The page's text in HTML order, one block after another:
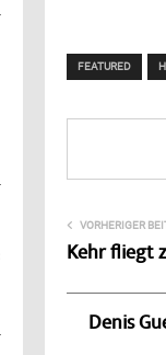
FEATURED
VORHERIGER
Kehr fliegt
Denis